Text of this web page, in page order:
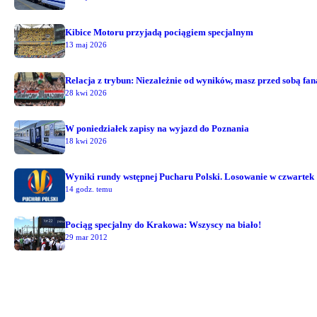
Kibice Motoru przyjadą pociągiem specjalnym
13 maj 2026
Relacja z trybun: Niezależnie od wyników, masz przed sobą
28 kwi 2026
W poniedziałek zapisy na wyjazd do Poznania
18 kwi 2026
Wyniki rundy wstępnej Pucharu Polski. Losowanie w czwartek
14 godz. temu
Pociąg specjalny do Krakowa: Wszyscy na biało!
29 mar 2012